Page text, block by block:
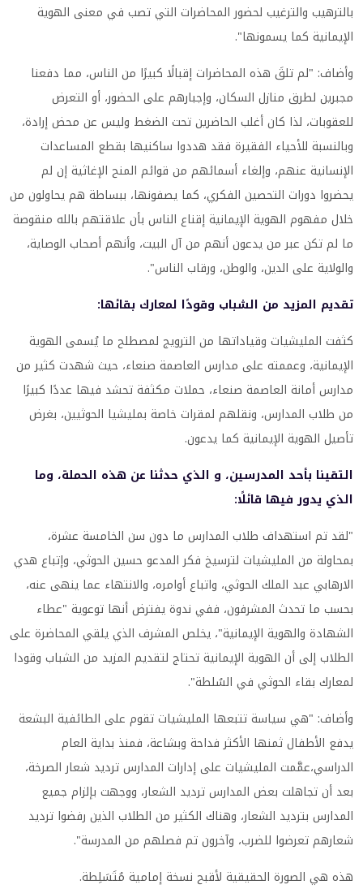
بالترهيب والترغيب لحضور المحاضرات التي تصب في معنى الهوية
الإيمانية كما يسمونها".
وأضاف: "لم تلقَ هذه المحاضرات إقبالًا كبيرًا من الناس، مما دفعنا
مجبرين لطرق منازل السكان، وإجبارهم على الحضور، أو التعرض
للعقوبات، لذا كان أغلب الحاضرين تحت الضغط وليس عن محض إرادة،
وبالنسبة للأحياء الفقيرة فقد هددوا ساكنيها بقطع المساعدات
الإنسانية عنهم، وإلغاء أسمائهم من قوائم المنح الإغاثية إن لم
يحضروا دورات التحصين الفكري، كما يصفونها، ببساطة هم يحاولون من
خلال مفهوم الهوية الإيمانية إقناع الناس بأن علاقتهم بالله منقوصة
ما لم تكن عبر من يدعون أنهم من آل البيت، وأنهم أصحاب الوصاية،
والولاية على الدين، والوطن، ورقاب الناس".
تقديم المزيد من الشباب وقودًا لمعارك بقائها:
كثفت المليشيات وقياداتها من الترويج لمصطلح ما يُسمى الهوية
الإيمانية، وعممته على مدارس العاصمة صنعاء، حيث شهدت كثير من
مدارس أمانة العاصمة صنعاء، حملات مكثفة تحشد فيها عددًا كبيرًا
من طلاب المدارس، ونقلهم لمقرات خاصة بمليشيا الحوثيين، بغرض
تأصيل الهوية الإيمانية كما يدعون.
التقينا بأحد المدرسين، و الذي حدثنا عن هذه الحملة، وما
الذي يدور فيها قائلًا:
"لقد تم استهداف طلاب المدارس ما دون سن الخامسة عشرة،
بمحاولة من المليشيات لترسيخ فكر المدعو حسين الحوثي، وإتباع هدي
الارهابي عبد الملك الحوثي، واتباع أوامره، والانتهاء عما ينهى عنه،
بحسب ما تحدث المشرفون، ففي ندوة يفترض أنها توعوية "عطاء
الشهادة والهوية الإيمانية"، يخلص المشرف الذي يلقي المحاضرة على
الطلاب إلى أن الهوية الإيمانية تحتاج لتقديم المزيد من الشباب وقودا
لمعارك بقاء الحوثي في السُلطة".
وأضاف: "هي سياسة تتبعها المليشيات تقوم على الطائفية البشعة
يدفع الأطفال ثمنها الأكثر فداحة وبشاعة، فمنذ بداية العام
الدراسي،عمَّمت المليشيات على إدارات المدارس ترديد شعار الصرخة،
بعد أن تجاهلت بعض المدارس ترديد الشعار، ووجهت بإلزام جميع
المدارس بترديد الشعار، وهناك الكثير من الطلاب الذين رفضوا ترديد
شعارهم تعرضوا للضرب، وآخرون تم فصلهم من المدرسة".
هذه هي الصورة الحقيقية لأقبح نسخة إمامية مُتَسَلِطة.